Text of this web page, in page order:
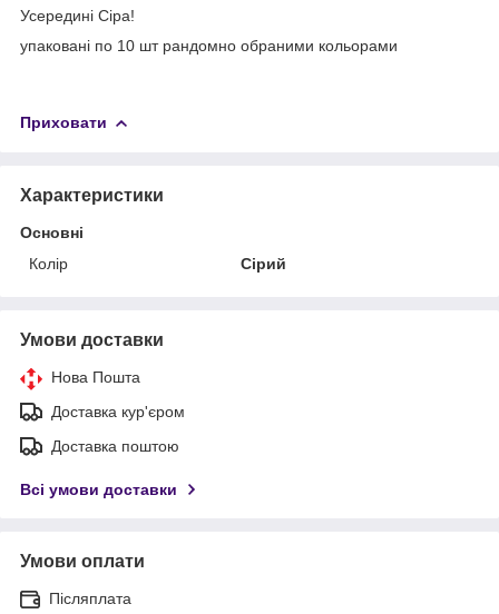
Усередині Сіра!
упаковані по 10 шт рандомно обраними кольорами
Приховати
Характеристики
Основні
Колір
Сірий
Умови доставки
Нова Пошта
Доставка кур'єром
Доставка поштою
Всі умови доставки
Умови оплати
Післяплата